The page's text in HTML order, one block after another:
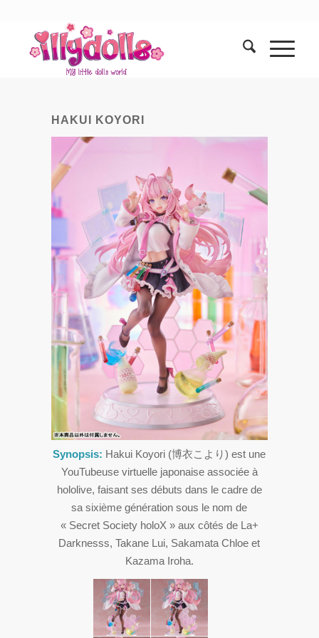
HAKUI KOYORI
Synopsis: Hakui Koyori (博衣こより) est une
YouTubeuse virtuelle japonaise associée à
hololive, faisant ses débuts dans le cadre de
sa sixième génération sous le nom de
« Secret Society holoX » aux côtés de La+
Darknesss, Takane Lui, Sakamata Chloe et
Kazama Iroha.